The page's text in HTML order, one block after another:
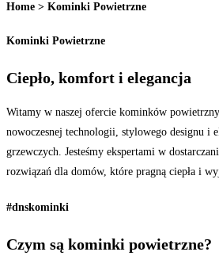
Home > Kominki Powietrzne
Kominki Powietrzne
Ciepło, komfort i elegancja
Witamy w naszej ofercie kominków
nowoczesnej technologii, stylowego designu i
grzewczych. Jesteśmy ekspertami w
rozwiązań dla domów, które pragną ciepła i
#dnskominki
Czym są kominki powietrzne?